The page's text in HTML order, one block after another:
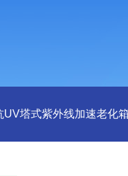
UV塔式紫外线加速老化